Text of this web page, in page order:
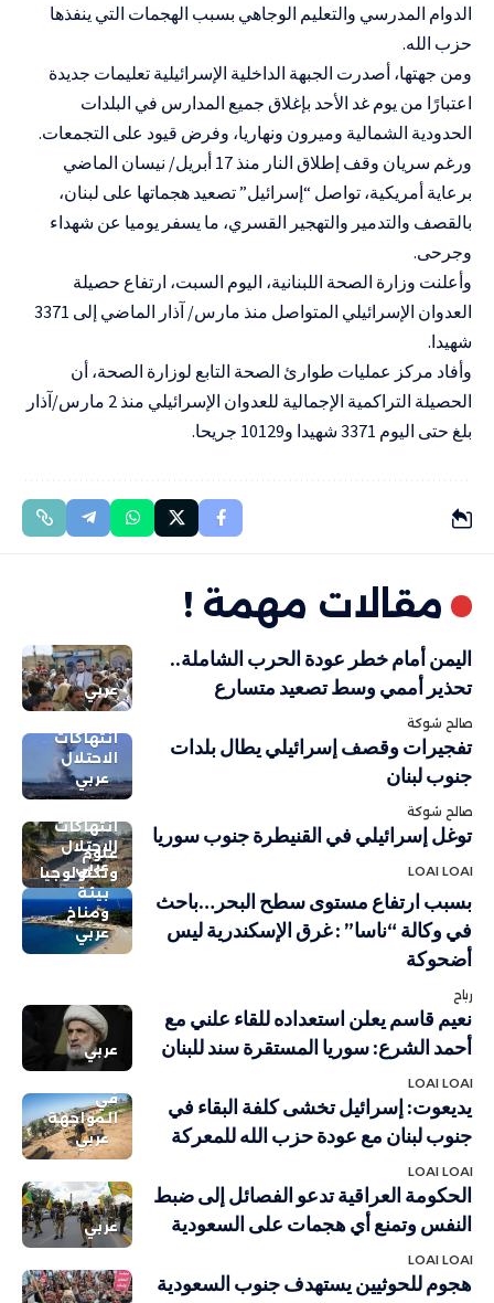
الدوام المدرسي والتعليم الوجاهي بسبب الهجمات التي ينفذها
حزب الله.
ومن جهتها، أصدرت الجبهة الداخلية الإسرائيلية تعليمات جديدة
اعتبارًا من يوم غد الأحد بإغلاق جميع المدارس في البلدات
الحدودية الشمالية وميرون ونهاريا، وفرض قيود على التجمعات.
ورغم سريان وقف إطلاق النار منذ 17 أبريل/ نيسان الماضي
برعاية أمريكية، تواصل “إسرائيل” تصعيد هجماتها على لبنان،
بالقصف والتدمير والتهجير القسري، ما يسفر يوميا عن شهداء
وجرحى.
وأعلنت وزارة الصحة اللبنانية، اليوم السبت، ارتفاع حصيلة
العدوان الإسرائيلي المتواصل منذ مارس/ آذار الماضي إلى 3371
شهيدا.
وأفاد مركز عمليات طوارئ الصحة التابع لوزارة الصحة، أن
الحصيلة التراكمية الإجمالية للعدوان الإسرائيلي منذ 2 مارس/آذار
بلغ حتى اليوم 3371 شهيدا و10129 جريحا.
مقالات مهمة !
عربي
اليمن أمام خطر عودة الحرب الشاملة..
تحذير أممي وسط تصعيد متسارع
صالح شوكة
انتهاكات
الاحتلال
عربي
تفجيرات وقصف إسرائيلي يطال بلدات
جنوب لبنان
صالح شوكة
انتهاكات
الاحتلال
عربي
توغل إسرائيلي في القنيطرة جنوب سوريا
LOAI LOAI
علوم
وتكنولوجيا
بيئة
ومناخ
عربي
بسبب ارتفاع مستوى سطح البحر…باحث
في وكالة “ناسا” : غرق الإسكندرية ليس
أضحوكة
رباح
عربي
نعيم قاسم يعلن استعداده للقاء علني مع
أحمد الشرع: سوريا المستقرة سند للبنان
LOAI LOAI
في
المواجهة
عربي
يديعوت: إسرائيل تخشى كلفة البقاء في
جنوب لبنان مع عودة حزب الله للمعركة
LOAI LOAI
عربي
الحكومة العراقية تدعو الفصائل إلى ضبط
النفس وتمنع أي هجمات على السعودية
LOAI LOAI
هجوم للحوثيين يستهدف جنوب السعودية